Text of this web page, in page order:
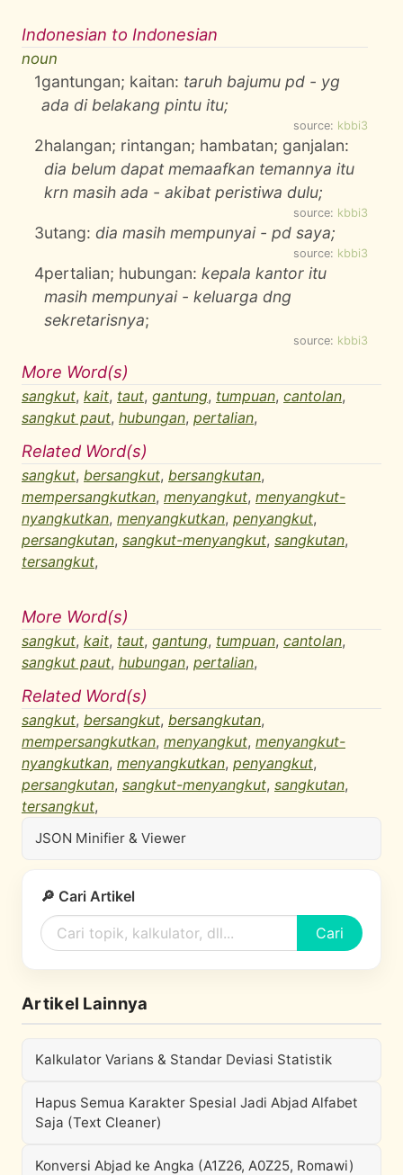
Indonesian to Indonesian
noun
1gantungan; kaitan: taruh bajumu pd - yg
ada di belakang pintu itu;
source: kbbi3
2halangan; rintangan; hambatan; ganjalan:
dia belum dapat memaafkan temannya itu
krn masih ada - akibat peristiwa dulu;
source: kbbi3
3utang:dia masih mempunyai - pd saya;
source: kbbi3
4pertalian; hubungan:kepala kantor itu
masih mempunyai - keluarga dng
sekretarisnya;
source: kbbi3
More Word(s)
sangkut, kait, taut, gantung, tumpuan, cantolan,
sangkut paut, hubungan, pertalian,
Related Word(s)
sangkut, bersangkut, bersangkutan,
mempersangkutkan, menyangkut, menyangkut-
nyangkutkan, menyangkutkan, penyangkut,
persangkutan, sangkut-menyangkut, sangkutan,
tersangkut,
More Word(s)
sangkut, kait, taut, gantung, tumpuan, cantolan,
sangkut paut, hubungan, pertalian,
Related Word(s)
sangkut, bersangkut, bersangkutan,
mempersangkutkan, menyangkut, menyangkut-
nyangkutkan, menyangkutkan, penyangkut,
persangkutan, sangkut-menyangkut, sangkutan,
tersangkut,
JSON Minifier & Viewer
🔎 Cari Artikel
Cari
Artikel Lainnya
Kalkulator Varians & Standar Deviasi Statistik
Hapus Semua Karakter Spesial Jadi Abjad Alfabet
Saja (Text Cleaner)
Konversi Abjad ke Angka (A1Z26, A0Z25, Romawi)